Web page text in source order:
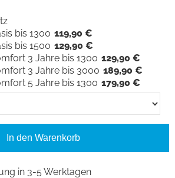
in 3-5 Werktagen
bis 1300 119,90 €
bis 1500 129,90 €
3 Jahre bis 1300 129,90 €
3 Jahre bis 3000 189,90 €
5 Jahre bis 1300 179,90 €
In den Warenkorb